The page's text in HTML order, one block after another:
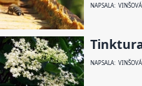
NAPSALA:
NAPSALA: